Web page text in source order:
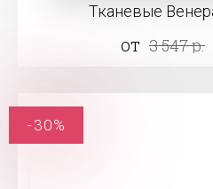
Тканевые
от 3 547 р.
-30%